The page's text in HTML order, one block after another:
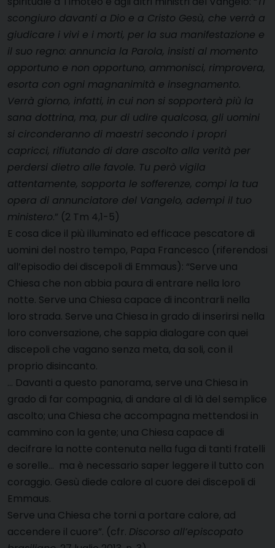
scongiuro davanti a Dio e a Cristo Gesù, che verrà a
giudicare i vivi e i morti, per la sua manifestazione e
il suo regno: annuncia la Parola, insisti al momento
opportuno e non opportuno, ammonisci, rimprovera,
esorta con ogni magnanimità e insegnamento.
Verrà giorno, infatti, in cui non si sopporterà più la
sana dottrina, ma, pur di udire qualcosa, gli uomini
si circonderanno di maestri secondo i propri
capricci, rifiutando di dare ascolto alla verità per
perdersi dietro alle favole. Tu però vigila
attentamente, sopporta le sofferenze, compi la tua
opera di annunciatore del Vangelo, adempi il tuo
ministero.” (2 Tm 4,1-5)
E cosa dice il più illuminato ed efficace pescatore di
uomini del nostro tempo, Papa Francesco (riferendosi
all’episodio dei discepoli di Emmaus): “Serve una
Chiesa che non abbia paura di entrare nella loro
notte. Serve una Chiesa capace di incontrarli nella
loro strada. Serve una Chiesa in grado di inserirsi nella
loro conversazione, che sappia dialogare con quei
discepoli che vagano senza meta, da soli, con il
proprio disincanto.
… Davanti a questo panorama, serve una Chiesa in
grado di far compagnia, di andare al di là del semplice
ascolto; una Chiesa che accompagna mettendosi in
cammino con la gente; una Chiesa capace di
decifrare la notte contenuta nella fuga di tanti fratelli
e sorelle… ma è necessario saper leggere il tutto con
coraggio. Gesù diede calore al cuore dei discepoli di
Emmaus.
Serve una Chiesa che torni a portare calore, ad
accendere il cuore”. (cfr. Discorso all’episcopato